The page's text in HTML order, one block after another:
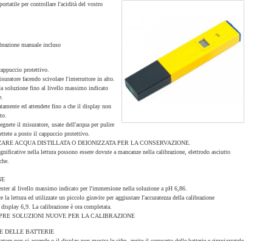
per controllare l'acidità del vostro
manuale incluso
protettivo.
facendo scivolare l'interruttore in alto.
soluzione fino al livello massimo indicato
ed attendete fino a che il display non
il misuratore, usate dell'acqua per pulire
a posto il cappuccio protettivo.
ACQUA DISTILLATA O DEIONIZZATA PER LA CONSERVAZIONE.
nella lettura possono essere dovute a mancanze nella calibrazione, elettrodo asciutto
al livello massimo indicato per l'immersione nella soluzione a pH 6,86.
la lettura ed utilizzate un piccolo giravite per aggiustare l'accuratezza della calibrazione
6,9. La calibrazione è ora completata.
SOLUZIONI NUOVE PER LA CALIBRAZIONE
DELLE BATTERIE